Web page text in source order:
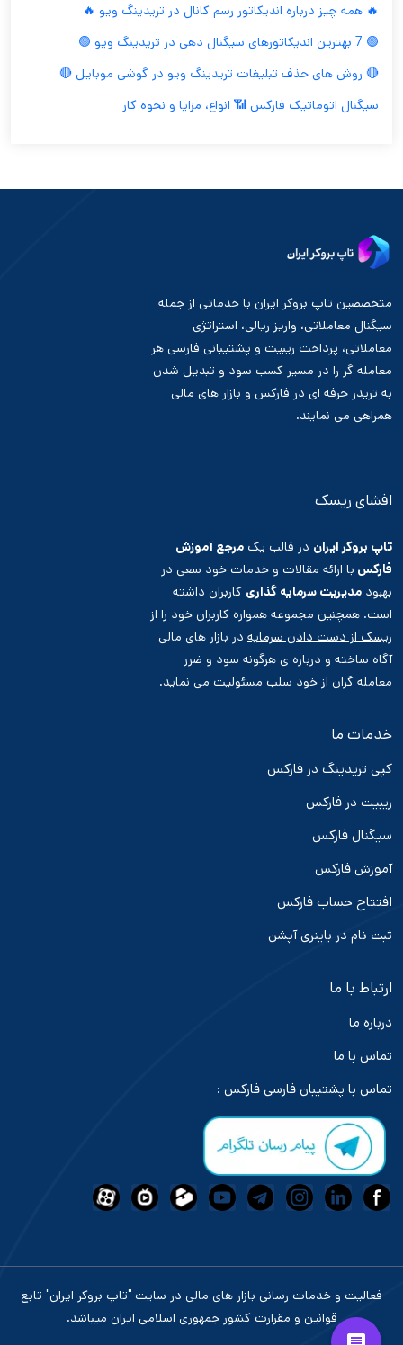
🔥 همه چیز درباره اندیکاتور رسم کانال در تریدینگ ویو 🔥
🟢 7 بهترین اندیکاتورهای سیگنال دهی در تریدینگ ویو 🟢
🔴 روش های حذف تبلیغات تریدینگ ویو در گوشی موبایل 🔴
سیگنال اتوماتیک فارکس 📶 انواع، مزایا و نحوه کار
متخصصین تاپ بروکر ایران با خدماتی از جمله
سیگنال معاملاتی، واریز ریالی، استراتژی
معاملاتی، پرداخت ریبیت و پشتیبانی فارسی هر
معامله گر را در مسیر کسب سود و تبدیل شدن
به تریدر حرفه ای در فارکس و بازار های مالی
همراهی می نمایند.
افشای ریسک
تاپ بروکر ایران در قالب یک مرجع آموزش
فارکس با ارائه مقالات و خدمات خود سعی در
بهبود مدیریت سرمایه گذاری کاربران داشته
است. همچنین مجموعه همواره کاربران خود را از
ریسک از دست دادن سرمایه در بازار های مالی
آگاه ساخته و درباره ی هرگونه سود و ضرر
معامله گران از خود سلب مسئولیت می نماید.
خدمات ما
کپی تریدینگ در فارکس
ریبیت در فارکس
سیگنال فارکس
آموزش فارکس
افتتاح حساب فارکس
ثبت نام در باینری آپشن
ارتباط با ما
درباره ما
تماس با ما
تماس با پشتیبان فارسی فارکس :
فعالیت و خدمات رسانی بازار های مالی در سایت "تاپ بروکر ایران" تابع
قوانین و مقرارت کشور جمهوری اسلامی ایران میباشد.